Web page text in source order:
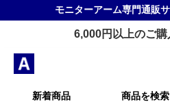
モニターアーム専門通販
6,000円以上のご
新着商品 商品を検索